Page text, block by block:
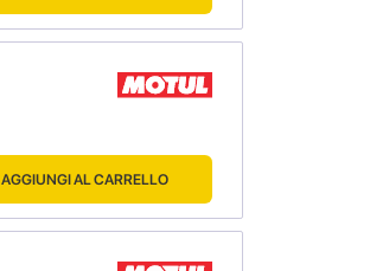
AGGIUNGI AL CARRELLO